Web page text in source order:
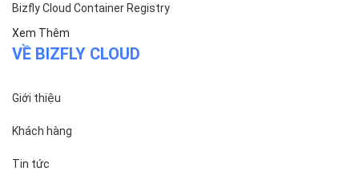
Bizfly Cloud Container Registry
Xem Thêm
VỀ BIZFLY CLOUD
Giới thiệu
Khách hàng
Tin tức